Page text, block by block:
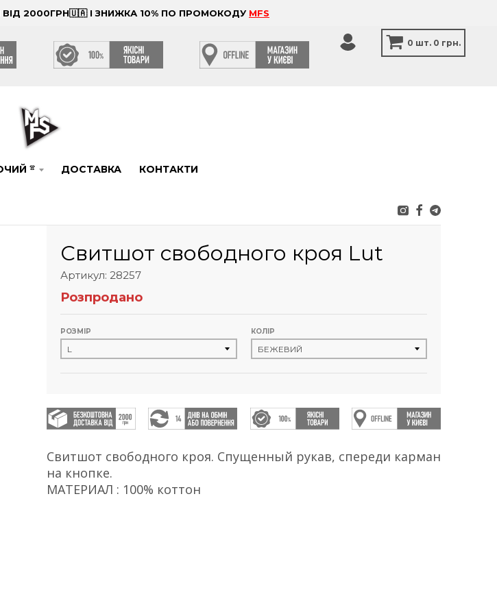
2000ГРН🇺🇦 І ЗНИЖКА 10% ПО ПРОМОКОДУ MFS
0 шт. 0 грн.
👚 ДОСТАВКА КОНТАКТИ
Свитшот свободного кроя Lut
Артикул: 28257
Розпродано
РОЗМІР КОЛІР
Свитшот свободного кроя. Спущенный рукав, спереди карман
на кнопке.
МАТЕРИАЛ : 100% коттон